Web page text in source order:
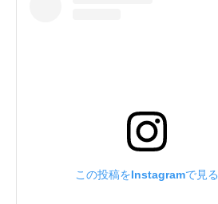
この投稿をInstagramで見る